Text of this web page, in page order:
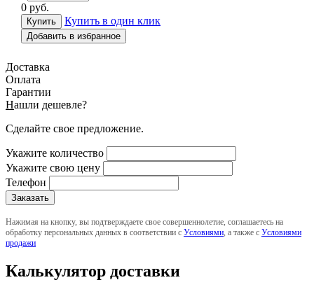
0 руб.
Купить в один клик
Добавить в избранное
Доставка
Оплата
Гарантии
Нашли дешевле?
Сделайте свое предложение.
Укажите количество
Укажите свою цену
Телефон
Нажимая на кнопку, вы подтверждаете свое совершеннолетие, соглашаетесь на
обработку персональных данных в соответствии с Условиями , а также с Условиями
продажи
Калькулятор доставки